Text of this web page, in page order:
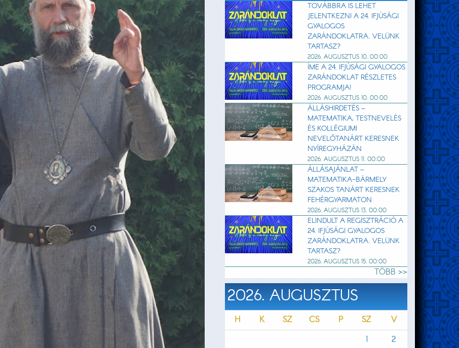
TOVÁBBRA IS LEHET
JELENTKEZNI A 24. IFJÚSÁGI
GYALOGOS
ZARÁNDOKLATRA. VELÜNK
TARTASZ?
2026. AUGUSZTUS 10. 00:00
ÍME A 24. IFJÚSÁGI GYALOGOS
ZARÁNDOKLAT RÉSZLETES
PROGRAMJA!
2026. AUGUSZTUS 10. 00:00
ÁLLÁSHIRDETÉS –
MATEMATIKA, TESTNEVELÉS
ÉS KOLLÉGIUMI
NEVELŐTANÁRT KERESNEK
NYÍREGYHÁZÁN
2026. AUGUSZTUS 11. 00:00
ÁLLÁSAJÁNLAT –
MATEMATIKA-BÁRMELY
SZAKOS TANÁRT KERESNEK
FEHÉRGYARMATON
2026. AUGUSZTUS 13. 00:00
ELINDULT A REGISZTRÁCIÓ A
24. IFJÚSÁGI GYALOGOS
ZARÁNDOKLATRA. VELÜNK
TARTASZ?
2026. AUGUSZTUS 15. 00:00
TÖBB >>
2026. AUGUSZTUS
H K SZ CS P SZ
V
1
2